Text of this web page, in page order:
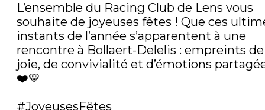
L’ensemble du Racing Club de Lens vous
souhaite de joyeuses fêtes ! Que ces
instants de l’année s’apparentent à une
rencontre à Bollaert-Delelis : empreints de
joie, de convivialité et d’émotions
❤️💛
#JoyeusesFêtes